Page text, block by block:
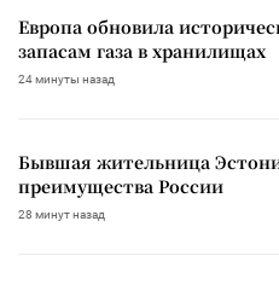
Европа обновила
запасам газа в хранилищах
24 минуты назад
Бывшая жительница
преимущества России
28 минут назад